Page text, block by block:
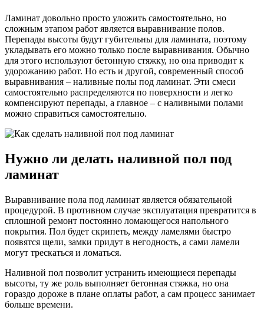
Ламинат довольно просто уложить самостоятельно, но
сложным этапом работ является выравнивание полов.
Перепады высоты будут губительны для ламината, поэтому
укладывать его можно только после выравнивания. Обычно
для этого используют бетонную стяжку, но она приводит к
удорожанию работ. Но есть и другой, современный способ
выравнивания – наливные полы под ламинат. Эти смеси
самостоятельно распределяются по поверхности и легко
компенсируют перепады, а главное – с наливными полами
можно справиться самостоятельно.
Нужно ли делать наливной пол под
ламинат
Выравнивание пола под ламинат является обязательной
процедурой. В противном случае эксплуатация превратится в
сплошной ремонт постоянно ломающегося напольного
покрытия. Пол будет скрипеть, между ламелями быстро
появятся щели, замки придут в негодность, а сами ламели
могут трескаться и ломаться.
Наливной пол позволит устранить имеющиеся перепады
высоты, ту же роль выполняет бетонная стяжка, но она
гораздо дороже в плане оплаты работ, а сам процесс занимает
больше времени.